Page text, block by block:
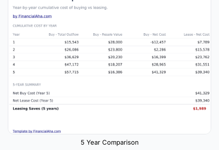
5 Year Comparison